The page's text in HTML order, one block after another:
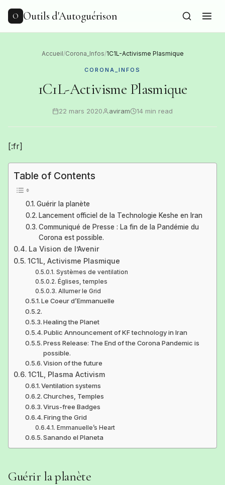
content
O Outils d'Autoguérison
Accueil/Corona_Infos/1C1L-Activisme Plasmique
CORONA_INFOS
1C1L-Activisme Plasmique
22 mars 2020 aviram 14 min read
[:fr]
Table of Contents
Guérir la planète
Lancement officiel de la Technologie Keshe en Iran
Communiqué de Presse : La fin de la Pandémie du
Corona est possible.
La Vision de l’Avenir
1C1L, Activisme Plasmique
Systèmes de ventilation
Églises, temples
Allumer le Grid
Le Coeur d’Emmanuelle
Healing the Planet
Public Announcement of KF technology in Iran
Press Release: The End of the Corona Pandemic is
possible.
Vision of the future
1C1L, Plasma Activism
Ventilation systems
Churches, Temples
Virus-free Badges
Firing the Grid
Emmanuelle’s Heart
Sanando el Planeta
Guérir la planète